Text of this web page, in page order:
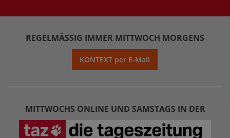
REGELMÄSSIG IMMER MITTWOCH MORGENS
KONTEXT per E-Mail
MITTWOCHS ONLINE UND SAMSTAGS IN DER